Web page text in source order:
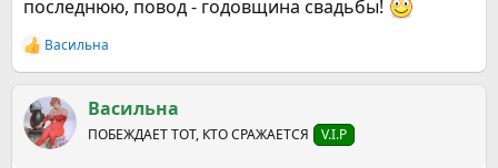
последнюю, повод - годовщина свадьбы!
Р
е
к
ц
и
Васильна
Васильна
ПОБЕЖДАЕТ ТОТ, КТО СРАЖАЕТСЯ V.I.P